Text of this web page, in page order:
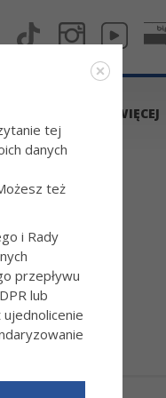
WIĘCEJ
tej
danych
też
i Rady
przepływu
lub
Wiecej-